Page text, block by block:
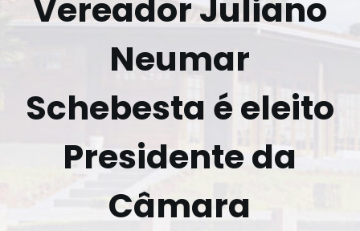
Vereador Juliano
Neumar
Schebesta é eleito
Presidente da
Câmara